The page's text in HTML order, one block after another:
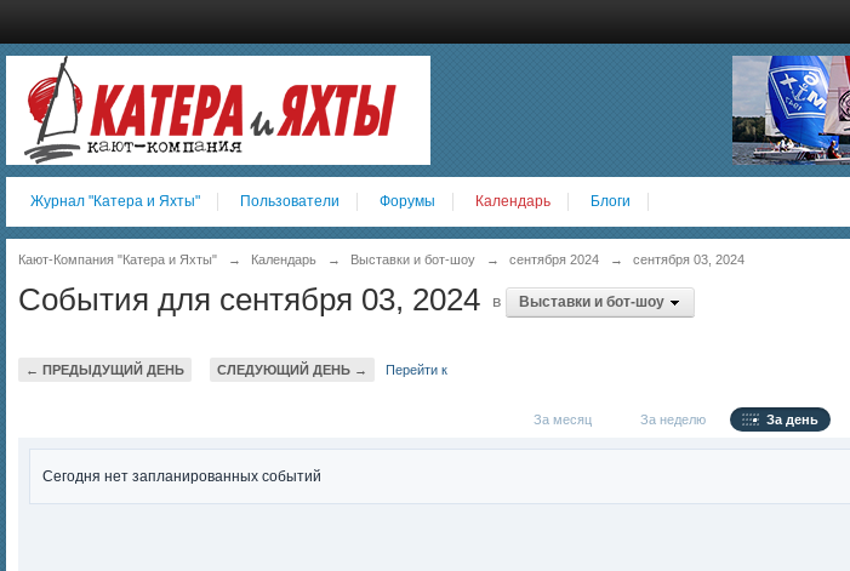
Журнал "Катера и Яхты" Пользователи Форумы Календарь Блоги
Кают-Компания "Катера и Яхты" → Календарь → Выставки и бот-шоу → сентября 2024 → сентября 03, 2024
События для сентября 03, 2024 в Выставки и бот-шоу
← ПРЕДЫДУЩИЙ ДЕНЬ СЛЕДУЮЩИЙ ДЕНЬ → Перейти к
За месяц За неделю За день
Сегодня нет запланированных событий